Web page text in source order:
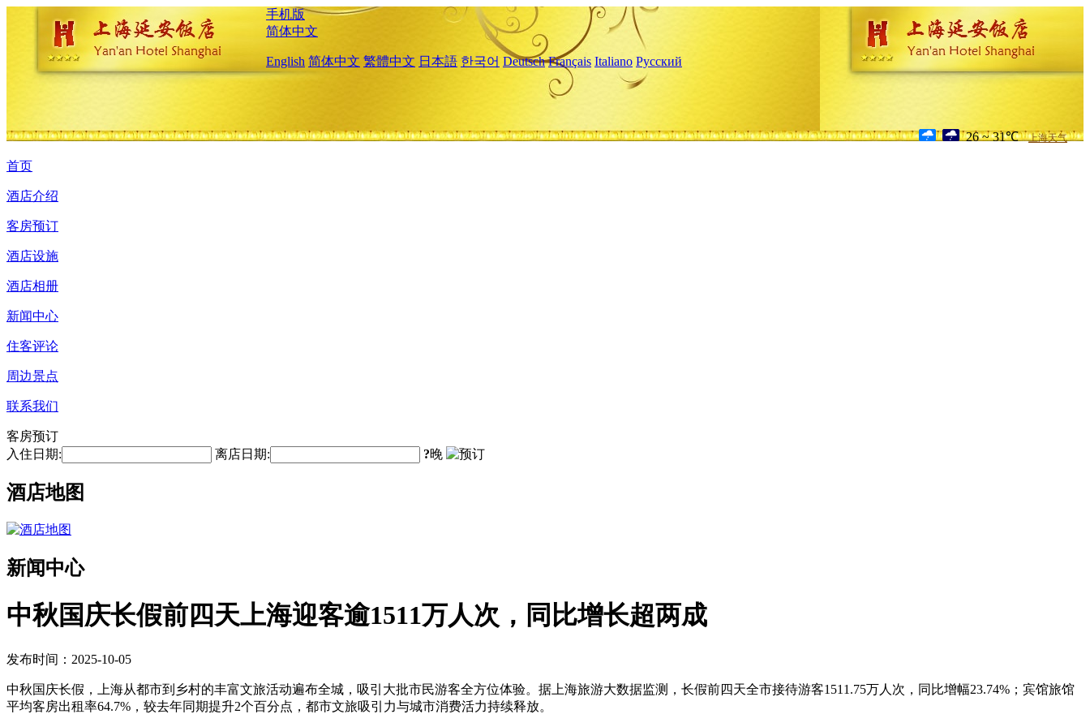
手机版
简体中文
English 简体中文 繁體中文 日本語 한국어 Deutsch Français Italiano Русский
26 ~ 31℃ 上海天气
首页
酒店介绍
客房预订
酒店设施
酒店相册
新闻中心
住客评论
周边景点
联系我们
客房预订
入住日期:
离店日期: ?晚
酒店地图
新闻中心
中秋国庆长假前四天上海迎客逾1511万人次，同比增长超两成
发布时间：2025-10-05
中秋国庆长假，上海从都市到乡村的丰富文旅活动遍布全城，吸引大批市民游客全方位体验。据上海旅游大数据监测，长假前四天全市接待游客1511.75万人次，同比增幅23.74%；宾馆旅馆
平均客房出租率64.7%，较去年同期提升2个百分点，都市文旅吸引力与城市消费活力持续释放。